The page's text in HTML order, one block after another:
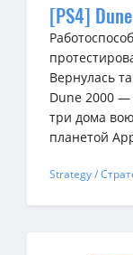
[PS4]
Вернулась
Dune 2000 —
три дома
планетой
Strategy /